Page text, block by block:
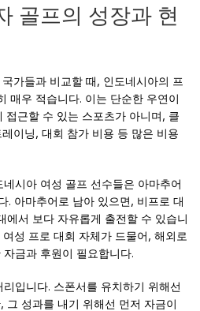
골프의 성장과 현
가들과 비교할 때, 인도네시아의 프
매우 적습니다. 이는 단순한 우연이
접근할 수 있는 스포츠가 아니며, 클
이닝, 대회 참가 비용 등 많은 비용
시아 여성 골프 선수들은 아마추어
. 아마추어로 남아 있으면, 비프로 대
에서 보다 자유롭게 출전할 수 있습니
성 프로 대회 자체가 드물어, 해외로
금과 후원이 필요합니다.
입니다. 스폰서를 유치하기 위해선
그 성과를 내기 위해선 먼저 자금이